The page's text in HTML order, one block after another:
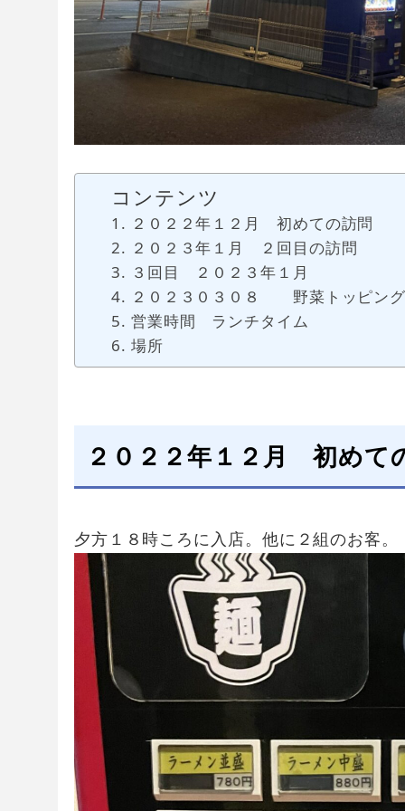
コンテンツ
２０２２年１２月 初めての訪問
２０２３年１月 ２回目の訪問
３回目 ２０２３年１月
２０２３０３０８ 野菜トッピン
営業時間 ランチタイム
場所
２０２２年１２月 初めて
夕方１８時ころに入店。他に２組のお客。